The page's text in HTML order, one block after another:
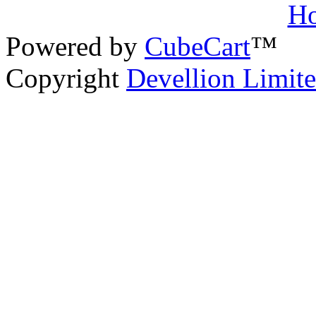
Powered by CubeCart™
Copyright Devellion